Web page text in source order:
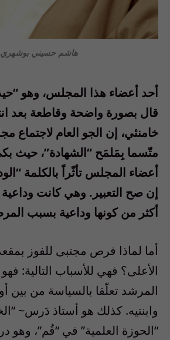
هاشم حسيني بوشهري
أحد أعضاء هذا المجلس، وهو
قال بصورة واضحة وقاطعة بعد
خامنئي، إن الجو العام لاجتماع
متّسما بِمَلمَح “الشهادة”، حيث
أعضاء المجلس تأثّراً بالكلمة
إن صح التعبير. وهي كانت وداعية
أكثر من كونها وداعية بسبب
أما لماذا فرص مجتبى للفوز
الأعلى؟ فهي للأسباب التالية: فهو
المرشد تعلّقا بالسياسة من بين
وابنتيه. كذلك هو أستاذ دَرس~
“الحوزة العلمية” في “قُم”، وهو